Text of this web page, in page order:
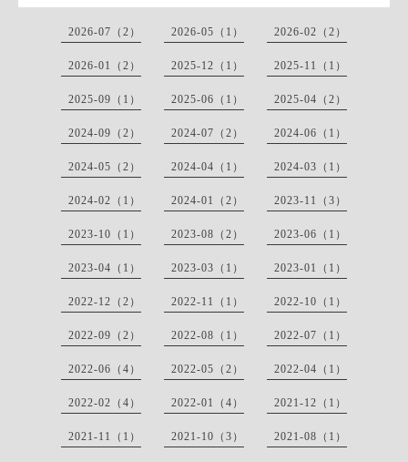
2026-07（2） 2026-05（1） 2026-02（2）
2026-01（2） 2025-12（1） 2025-11（1）
2025-09（1） 2025-06（1） 2025-04（2）
2024-09（2） 2024-07（2） 2024-06（1）
2024-05（2） 2024-04（1） 2024-03（1）
2024-02（1） 2024-01（2） 2023-11（3）
2023-10（1） 2023-08（2） 2023-06（1）
2023-04（1） 2023-03（1） 2023-01（1）
2022-12（2） 2022-11（1） 2022-10（1）
2022-09（2） 2022-08（1） 2022-07（1）
2022-06（4） 2022-05（2） 2022-04（1）
2022-02（4） 2022-01（4） 2021-12（1）
2021-11（1） 2021-10（3） 2021-08（1）